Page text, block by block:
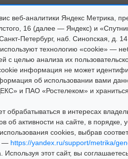
веб-аналитики Яндекс
16 (далее — Яндекс) и
Петербург, наб. Синопская, д.
технологию «cookie» —
с целью анализа их
информация не может
об использовании вами
и ПАО «Ростелеком» и храниться
в интересах
об активности на сайте, в
cookies, выбрав
— https://yandex.ru/support/metrika/
Используя этот сайт, вы